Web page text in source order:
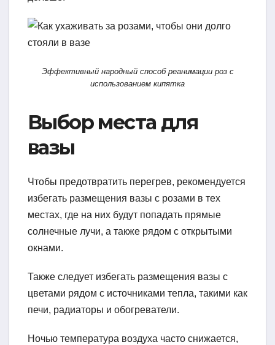
Эффективный народный способ реанимации роз с
использованием кипятка
Выбор места для
вазы
Чтобы предотвратить перегрев, рекомендуется
избегать размещения вазы с розами в тех
местах, где на них будут попадать прямые
солнечные лучи, а также рядом с открытыми
окнами.
Также следует избегать размещения вазы с
цветами рядом с источниками тепла, такими как
печи, радиаторы и обогреватели.
Ночью температура воздуха часто снижается,